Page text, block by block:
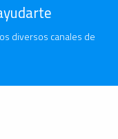
diversos canales de